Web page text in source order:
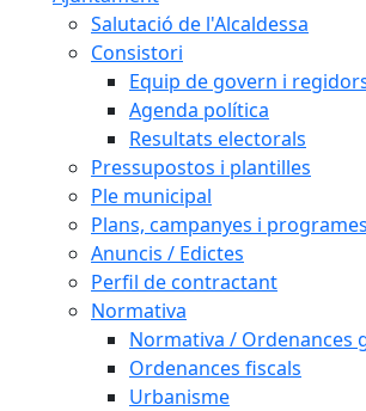
Salutació de l'Alcaldessa
Consistori
Equip de govern i
Agenda política
Resultats electorals
Pressupostos i plantilles
Ple municipal
Plans, campanyes i programes
Anuncis / Edictes
Perfil de contractant
Normativa
Normativa / Ordenances
Ordenances fiscals
Urbanisme